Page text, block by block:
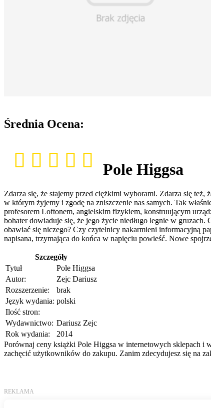
Średnia Ocena:
Pole Higgsa
Zdarza się, że stajemy przed ciężkimi wyborami. Zdarza się też,
w którym żyjemy i zgodę na zniszczenie nas samych. Tak
profesorem Loftonem, angielskim fizykiem, konstruującym
bohater dowiaduje się, że jego życie niedługo legnie w
obawiać się niczego? Czy czytelnicy nakarmieni informacyjną
napisana, trzymająca do końca w napięciu powieść. Nowe
Szczegóły
Tytuł
Pole Higgsa
Autor:
Zejc Dariusz
Rozszerzenie:
brak
Język wydania: polski
Ilość stron:
Wydawnictwo: Dariusz Zejc
Rok wydania:
2014
Porównaj ceny książki Pole Higgsa w internetowych sklepach i
zachęcić użytkowników do zakupu. Zanim zdecydujesz się na